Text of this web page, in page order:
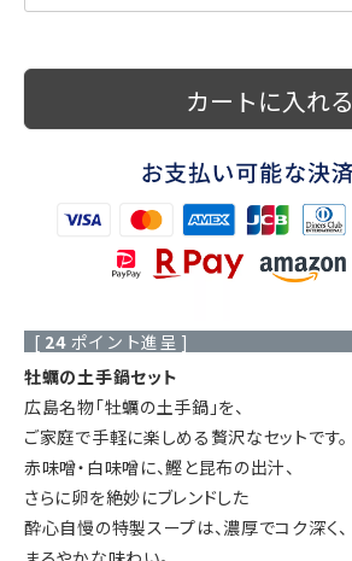
カートに入れる
[ 24 ポイント進呈 ]
牡蠣の土手鍋セット
広島名物「牡蠣の土手鍋」を、
ご家庭で手軽に楽しめる贅沢なセットです。
赤味噌・白味噌に、鰹と昆布の出汁、
さらに卵を絶妙にブレンドした
酔心自慢の特製スープは、濃厚でコク深く、